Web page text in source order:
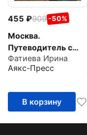
455 909 -50%
Москва.
Путеводитель с
маршрутами
Фатиева Ирина
Аякс-Пресс
В корзину